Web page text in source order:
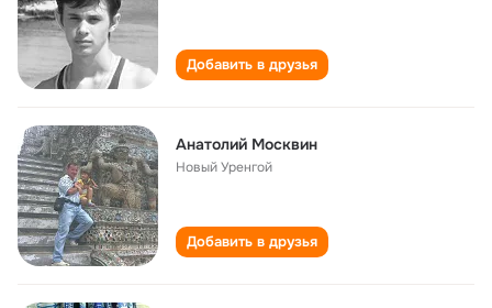
Добавить в друзья
Анатолий Москвин
Новый Уренгой
Добавить в друзья